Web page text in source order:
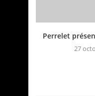
Perrelet
27